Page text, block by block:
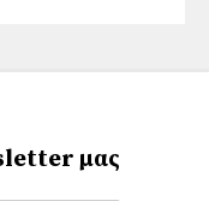
μας